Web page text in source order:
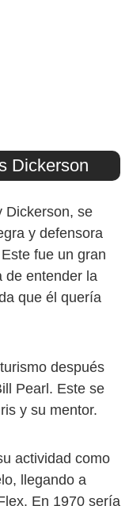
Dickerson
Dickerson, se
y defensora
fue un gran
de entender la
que él quería
después
Pearl. Este se
y su mentor.
actividad como
llegando a
En 1970 sería